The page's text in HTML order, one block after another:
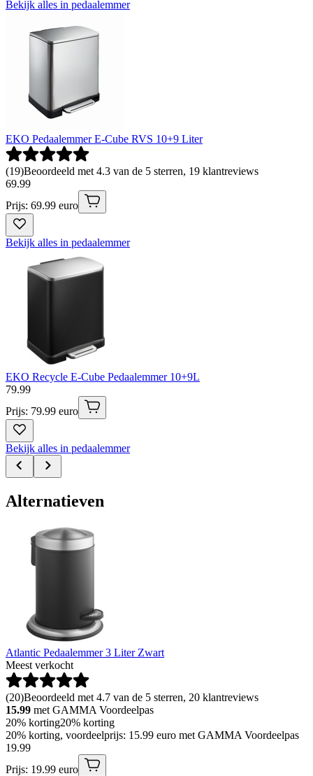
Bekijk alles in pedaalemmer
EKO Pedaalemmer E-Cube RVS 10+9 Liter
(19)Beoordeeld met 4.3 van de 5 sterren, 19 klantreviews
69.99
Prijs: 69.99 euro
Bekijk alles in pedaalemmer
EKO Recycle E-Cube Pedaalemmer 10+9L
79.99
Prijs: 79.99 euro
Bekijk alles in pedaalemmer
Alternatieven
Atlantic Pedaalemmer 3 Liter Zwart
Meest verkocht
(20)Beoordeeld met 4.7 van de 5 sterren, 20 klantreviews
15.99 met GAMMA Voordeelpas
20% korting20% korting
20% korting, voordeelprijs: 15.99 euro met GAMMA Voordeelpas
19.99
Prijs: 19.99 euro